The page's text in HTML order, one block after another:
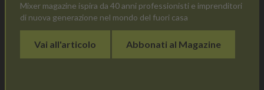
Mixer magazine ispira da 40 anni professionisti e imprenditori
di nuova generazione nel mondo del fuori casa
Vai all'articolo Abbonati al Magazine